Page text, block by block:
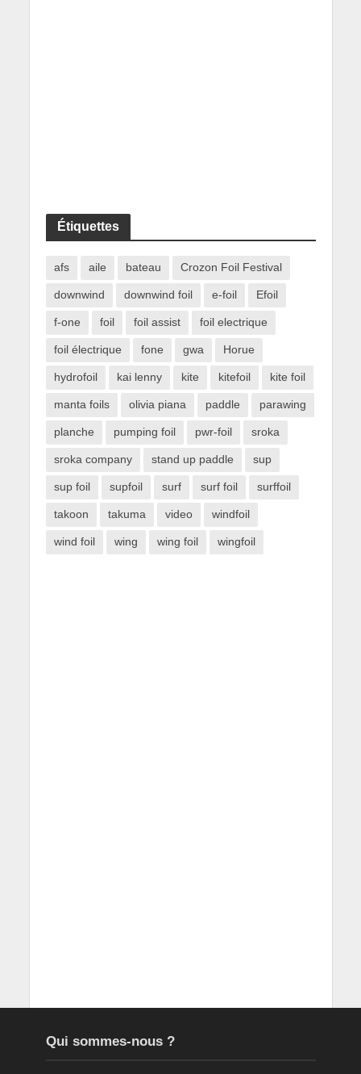
Étiquettes
afs aile bateau Crozon Foil Festival
downwind downwind foil e-foil Efoil
f-one foil foil assist foil electrique
foil électrique fone gwa Horue
hydrofoil kai lenny kite kitefoil kite foil
manta foils olivia piana paddle parawing
planche pumping foil pwr-foil sroka
sroka company stand up paddle sup
sup foil supfoil surf surf foil surffoil
takoon takuma video windfoil
wind foil wing wing foil wingfoil
Qui sommes-nous ?